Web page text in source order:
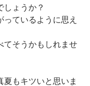
しょうか？
ているように思え
てそうかもしれませ
もキツいと思いま